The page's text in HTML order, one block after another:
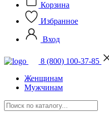
Корзина
Избранное
Вход
8 (800) 100-37-85
Женщинам
Мужчинам